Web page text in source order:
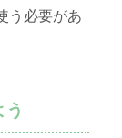
う必要があ